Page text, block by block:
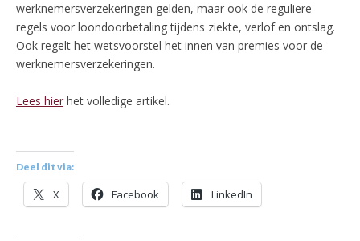
werknemersverzekeringen gelden, maar ook de reguliere
regels voor loondoorbetaling tijdens ziekte, verlof en ontslag.
Ook regelt het wetsvoorstel het innen van premies voor de
werknemersverzekeringen.
Lees hier het volledige artikel.
Deel dit via:
X Facebook LinkedIn